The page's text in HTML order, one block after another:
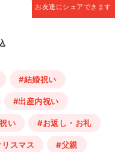
お友達にシェアできます
#結婚祝い
#出産内祝い
い #お返し・お礼
スマス #父親